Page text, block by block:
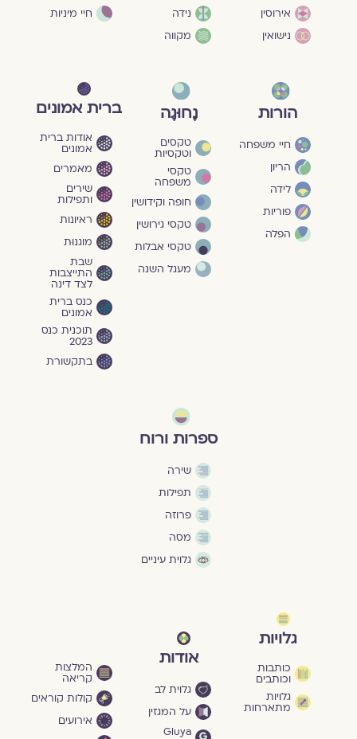
אירוסין
נישואין
נידה
מקווה
חיי מיניות
הורות
חיי משפחה
הריון
לידה
פוריות
הפלה
נָחוּגָה
טקסים
וטקסיות
טקסי
משפחה
חופה וקידושין
טקסי גירושין
טקסי אבלות
מעגל השנה
ברית אמונים
אודות ברית
אמונים
מאמרים
שירים
ותפילות
ראיונות
מוגנוּת
שבת
התייצבות
לצד דינה
כנס ברית
אמונים
תוכנית כנס
2023
בתקשורת
ספרות ורוח
שירה
תפילות
פרוזה
מסה
גלוית עיניים
גלויות
כותבות
וכותבים
גלויות
מתארחות
אודות
גלוית לב
על המגזין
Gluya
המלצות
קריאה
קולות קוראים
אירועים